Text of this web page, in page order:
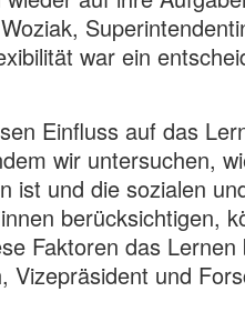
war ein
Einfluss auf das
wir untersuchen,
ist und die sozialen
berücksichtigen,
Faktoren das Lernen
Vizepräsident und